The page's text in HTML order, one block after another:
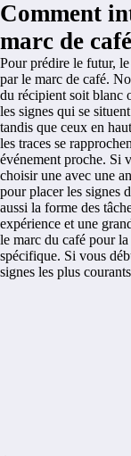
Comment
marc de café
Pour prédire le futur,
par le marc de café.
du récipient soit blanc
les signes qui se
tandis que ceux en
les traces se
événement proche. Si
choisir une avec une
pour placer les signes
aussi la forme des
expérience et une
le marc du café pour
spécifique. Si vous
signes les plus